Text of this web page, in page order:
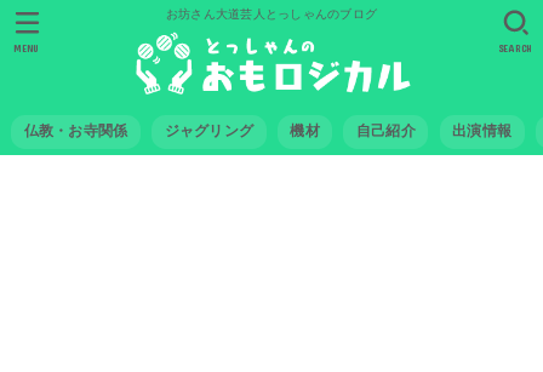
お坊さん大道芸人とっしゃんのブログ
仏教・お寺関係 ジャグリング 機材 自己紹介 出演情報
SEARCH
MENU